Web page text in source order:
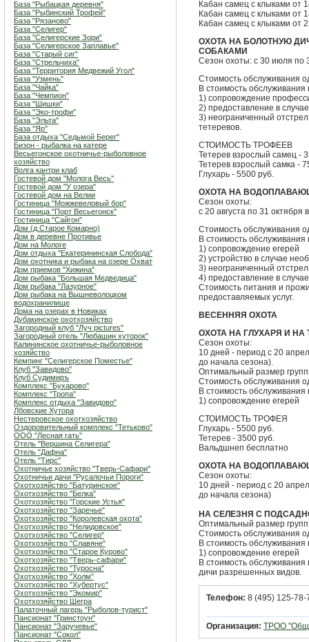
База "Рыбацкая деревня"
База "Рыбинский Трофей"
База "Рязаново"
База "Селигер"
База "Селигерские Зори"
База "Селигерское Заплавье"
База "Старый сиг"
База "Стрельчиха"
База "Территория Медвежий Угол"
База "Узмень"
База "Чайка"
База "Чемпион"
База "Шишки"
База "Эко-трофи"
База "Эльта"
База "Яр"
База отдыха "Седьмой Берег"
Бизон - рыбалка на катере
Весьегонское охотничье-рыболовное
хозяйство
Волга кантри клаб
Гостевой дом "Молога Весь"
Гостевой дом "У озера"
Гостевой дом на Велии
Гостиница "Можжевеловый бор"
Гостиница "Порт Весьегонск"
Гостиница "Сайгон"
Дом (д.Старое Комарно)
Дом в деревне Противье
Дом на Мологе
Дом отдыха "Екатерининская Слобода"
Дом охотника и рыбака на озере Охват
Дом приемов "Хижина"
Дом рыбака "Большая Медведица"
Дом рыбака "Лазурное"
Дом рыбака на Вышневолоцком
водохранилище
Дома на озерах в Новиках
Дубакинское охотхозяйство
Загородный клуб "Луч pictures"
Загородный отель "Любашин хуторок"
Калининское охотничье-рыболовное
хозяйство
Кемпинг "Селигерское Поместье"
Клуб "Завидово"
Клуб Судимиръ
Комплекс "Бухарово"
Комплекс "Тропа"
Комплекс отдыха "Завидово"
Лбовские Хутора
Нестеровское охотхозяйство
Оздоровительный комплекс "Тетьково"
ООО "Лесная гать"
Отель "Вершина Селигера"
Отель "Дафна"
Отель "Тирс"
Охотничье хозяйство "Тверь-Сафари"
Охотничьи дачи "Русалочьи Пороги"
Охотхозяйство "Батуринское"
Охотхозяйство "Белка"
Охотхозяйство "Горские Устья"
Охотхозяйство "Заречье"
Охотхозяйство "Королевская охота"
Охотхозяйство "Нелидовское"
Охотхозяйство "Селигер"
Охотхозяйство "Славяне"
Охотхозяйство "Старое Курово"
Охотхозяйство "Тверь-сафари"
Охотхозяйство "Туросна"
Охотхозяйство "Холм"
Охотхозяйство "Хубертус"
Охотхозяйство "Экомир"
Охотхозяйство Шегра
Палаточный лагерь "Рыболов-турист"
Пансионат "Гринстоун"
Пансионат "Заручевье"
Пансионат "Сокол"
Кабан самец с клыками от
Кабан самец с клыками от
Кабан самец с клыками от
ОХОТА НА БОЛОТНУЮ
СОБАКАМИ
Сезон охоты: с 30 июля по
Стоимость обслуживания
В стоимость обслуживания
1) сопровождение
2) предоставление в
3) неограниченный
тетеревов.
СТОИМОСТЬ ТРОФЕЕВ
Тетерев взрослый самец -
Тетерев взрослый самка -
Глухарь - 5500 руб.
ОХОТА НА
Сезон охоты:
с 20 августа по 31 октября
Стоимость обслуживания
В стоимость обслуживания
1) сопровождение егерей
2) устройство в случае
3) неограниченный
4) предоставление в
Стоимость питания и
предоставляемых услуг.
ВЕСЕННЯЯ ОХОТА
ОХОТА НА ГЛУХАРЯ И НА
Сезон охоты:
10 дней - период с 20
до начала сезона).
Оптимальный размер
Стоимость обслуживания
В стоимость обслуживания
1) сопровождение егерей
СТОИМОСТЬ ТРОФЕЯ
Глухарь - 5500 руб.
Тетерев - 3500 руб.
Вальдшнеп бесплатно
ОХОТА НА
Сезон охоты:
10 дней - период с 20
до начала сезона)
НА СЕЛЕЗНЯ С
Оптимальный размер групп
Стоимость обслуживания
В стоимость обслуживания
1) сопровождение егерей
В стоимость
дичи разрешенных видов.
Телефон: 8 (495) 125-78-
Организация: ТРОО